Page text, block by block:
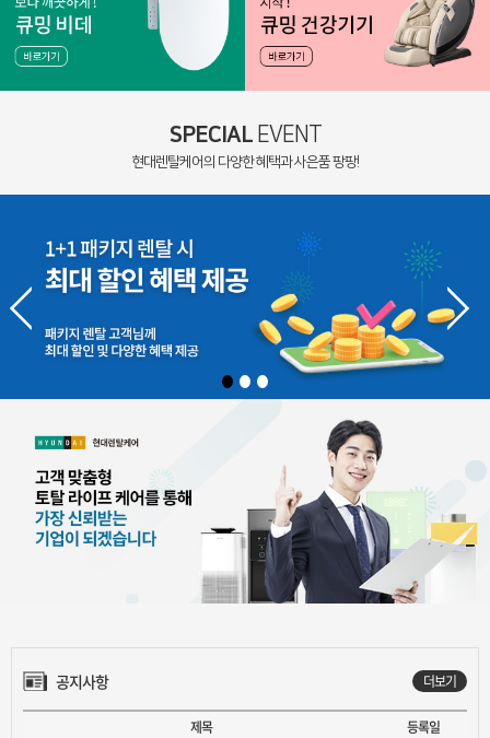
SPECIALEVENT
현대렌탈케어의 다양한 혜택과 사은품 팡팡!
공지사항 더보기
제목
등록일